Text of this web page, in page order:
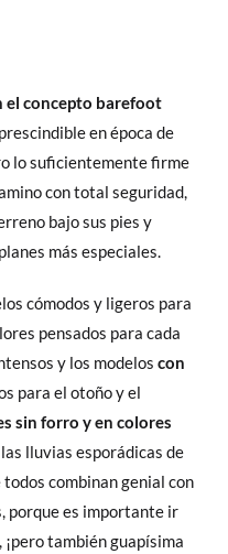
el concepto barefoot
en época de
lo suficientemente firme
con total seguridad,
bajo sus pies y
más especiales.
cómodos y ligeros para
pensados para cada
y los modelos con
para el otoño y el
sin forro y en colores
lluvias esporádicas de
combinan genial con
porque es importante ir
también guapísima